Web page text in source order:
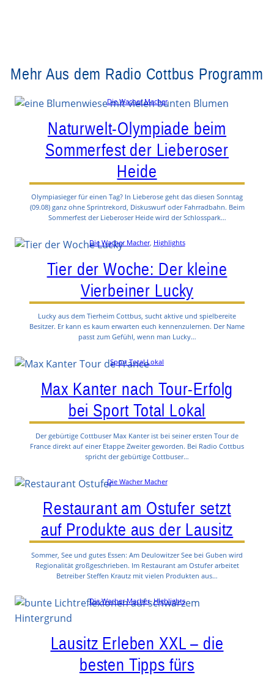
Mehr Aus dem Radio Cottbus Programm
Die Wacher Macher
Naturwelt-Olympiade beim
Sommerfest der Lieberoser
Heide
Olympiasieger für einen Tag? In Lieberose geht das diesen Sonntag
(09.08) ganz ohne Sprintrekord, Diskuswurf oder Fahrradbahn. Beim
Sommerfest der Lieberoser Heide wird der Schlosspark…
Die Wacher Macher, Highlights
Tier der Woche: Der kleine
Vierbeiner Lucky
Lucky aus dem Tierheim Cottbus, sucht aktive und spielbereite
Besitzer. Er kann es kaum erwarten euch kennenzulernen. Der Name
passt zum Gefühl, wenn man Lucky…
Sport Total Lokal
Max Kanter nach Tour-Erfolg
bei Sport Total Lokal
Der gebürtige Cottbuser Max Kanter ist bei seiner ersten Tour de
France direkt auf einer Etappe Zweiter geworden. Bei Radio Cottbus
spricht der gebürtige Cottbuser…
Die Wacher Macher
Restaurant am Ostufer setzt
auf Produkte aus der Lausitz
Sommer, See und gutes Essen: Am Deulowitzer See bei Guben wird
Regionalität großgeschrieben. Im Restaurant am Ostufer arbeitet
Betreiber Steffen Krautz mit vielen Produkten aus…
Die Wacher Macher, Highlights
Lausitz Erleben XXL – die
besten Tipps fürs